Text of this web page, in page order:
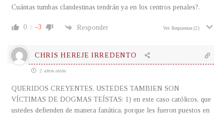
Cuántas tumbas clandestinas tendrán ya en los centros penales?.
0 -3 Responder Ver Respuestas (2)
CHRIS HEREJE IRREDENTO
2 años atrás
QUERIDOS CREYENTES, USTEDES TAMBIEN SON
VÍCTIMAS DE DOGMAS TEÍSTAS: 1) en este caso católicos, que
ustedes defienden de manera fanática, porque les fueron puestos en